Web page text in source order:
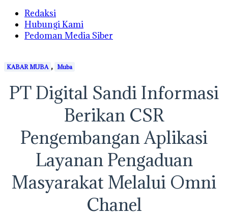
Redaksi
Hubungi Kami
Pedoman Media Siber
KABAR MUBA , Muba
PT Digital Sandi Informasi
Berikan CSR
Pengembangan Aplikasi
Layanan Pengaduan
Masyarakat Melalui Omni
Chanel